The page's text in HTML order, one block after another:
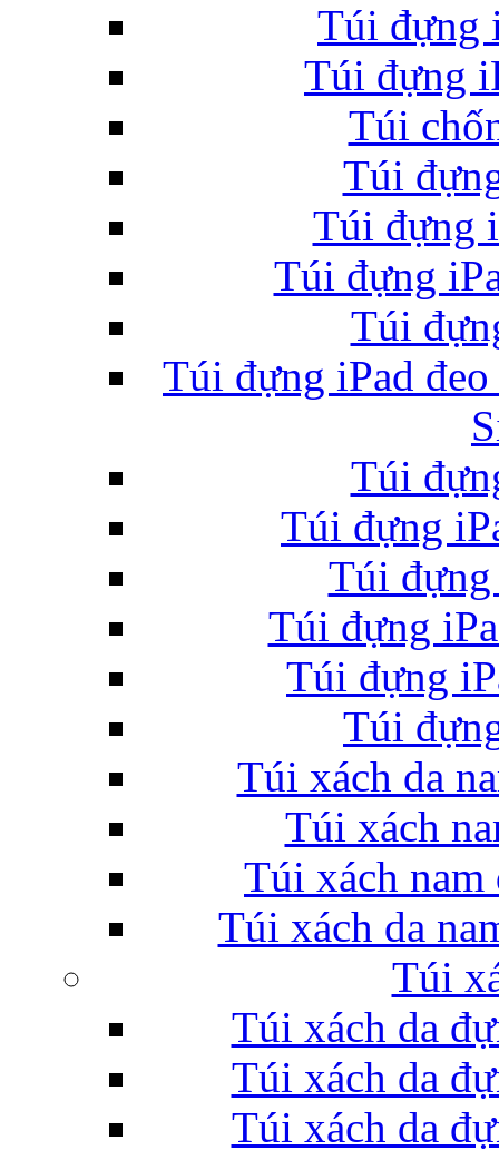
Túi xách
Ốp lưng Sony
Bao da samsung
Bao da Samsung
Ốp lưng iPhone
Bao da iPhone 5
Túi đựng
Túi đựng
Túi
Túi
Túi đựng
Túi đựng
Túi
Túi đựng iPad
Túi
Túi đựng
Túi đựng
Túi đựng
Túi đựng
Túi
Túi xách da
Túi xách
Túi xách
Túi xách da
Túi
Túi xách da
Túi xách da
Túi xách da